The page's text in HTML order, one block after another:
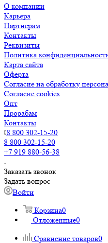
О компании
Карьера
Партнерам
Контакты
Реквизиты
Политика
Карта сайта
Оферта
Согласие на обработку
Согласие cookies
Опт
Прорабам
Контакты
8 800 302-15-20
8 800 302-15-20
+7 919 880-56-38
Заказать звонок
Задать вопрос
Войти
Корзина0
Отложенные0
Сравнение товаров0